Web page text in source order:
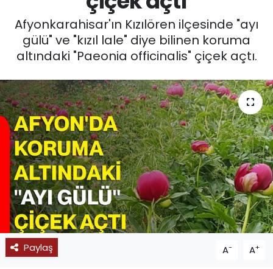
Afyonkarahisar'ın Kızılören ilçesinde "ayı
gülü" ve "kızıl lale" diye bilinen koruma
altındaki "Paeonia officinalis" çiçek açtı.
Paylaş A- A+
SİYASET
EĞİTİM
MAGAZİN
SAĞLIK
SPOR
11:11 MANŞET
Süper Lig Puan Durumu ve Fikstür
Tüm Manşetler
Son Dakika Haberleri
Haber Arşivi